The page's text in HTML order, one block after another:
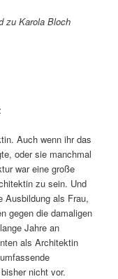
zu Karola Bloch
Auch wenn ihr das
oder sie manchmal
war eine große
zu sein. Und
Ausbildung als Frau,
gegen die damaligen
Jahre an
als Architektin
nicht vor.